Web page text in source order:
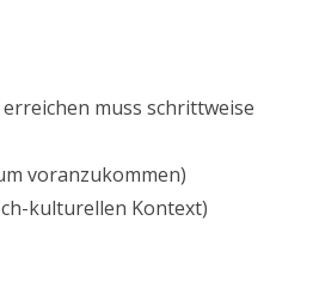
muss schrittweise
voranzukommen)
kulturellen Kontext)